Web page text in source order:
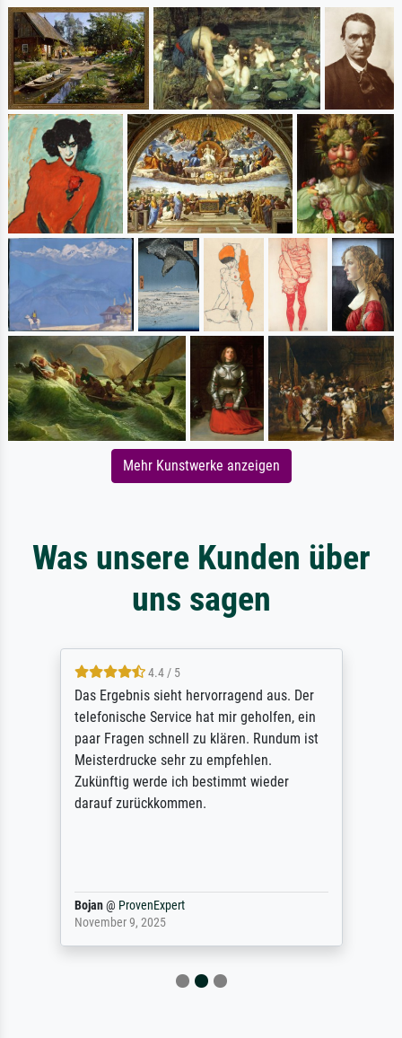
Mehr Kunstwerke anzeigen
Was unsere Kunden über
uns sagen
4.4 / 5
Das Ergebnis sieht hervorragend aus. Der
telefonische Service hat mir geholfen, ein
paar Fragen schnell zu klären. Rundum ist
Meisterdrucke sehr zu empfehlen.
Zukünftig werde ich bestimmt wieder
darauf zurückkommen.
Bojan@ ProvenExpert
November 9, 2025